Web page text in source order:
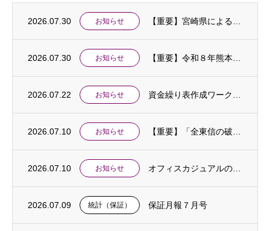
2026.07.30 お知らせ
2026.07.30 お知らせ
2026.07.22 お知らせ
2026.07.10 お知らせ
2026.07.10 お知らせ
2026.07.09 統計（保証） 保証月報７月号